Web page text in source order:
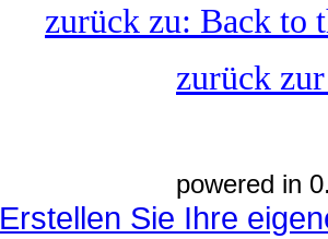
zurück zu: Back to
zurück
powered in
Erstellen Sie Ihre